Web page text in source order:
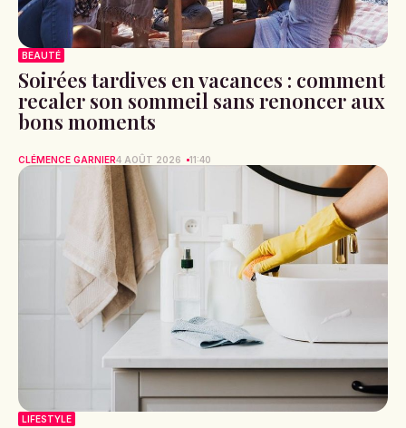
BEAUTÉ
Soirées tardives en vacances : comment
recaler son sommeil sans renoncer aux
bons moments
CLÉMENCE GARNIER4 AOÛT 2026 11:40
LIFESTYLE